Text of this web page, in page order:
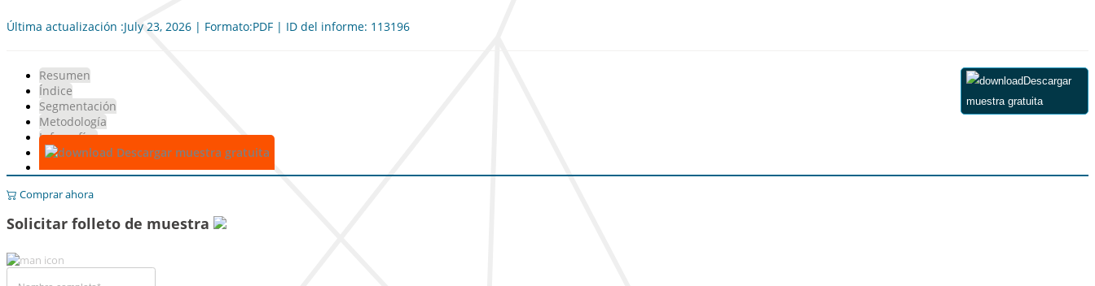
Última actualización :July 23, 2026 | Formato:PDF | ID del informe: 113196
Resumen
Índice
Segmentación
Metodología
Infografías
Descargar muestra gratuita
Descargar
muestra gratuita
Comprar ahora
Solicitar folleto de muestra